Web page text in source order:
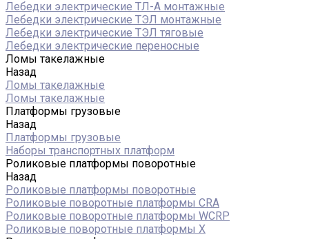
Лебедки электрические ТЛ-А монтажные
Лебедки электрические ТЭЛ монтажные
Лебедки электрические ТЭЛ тяговые
Лебедки электрические переносные
Ломы такелажные
Назад
Ломы такелажные
Ломы такелажные
Платформы грузовые
Назад
Платформы грузовые
Наборы транспортных платформ
Роликовые платформы поворотные
Назад
Роликовые платформы поворотные
Роликовые поворотные платформы CRA
Роликовые поворотные платформы WCRP
Роликовые поворотные платформы X